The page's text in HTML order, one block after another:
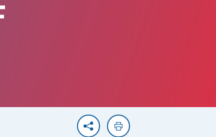
PartagerImprimer